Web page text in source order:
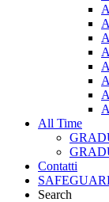
All Time
Contatti
Search